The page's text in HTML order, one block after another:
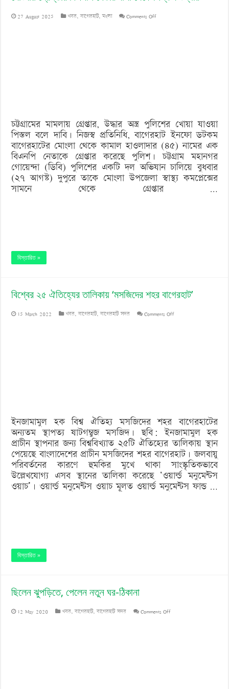
‘বড় নাশকতার জন্য’ অস্ত্র নিয়ে বাগেরহাটে ঢুকছিল তারা
27 August 2025 খবর,বাগেরহাট,মংলা Comments Offon
পিস্তল
উদ্ধার
চট্টগ্রামের মামলায় গ্রেপ্তার, উদ্ধার অস্ত্র পুলিশের খোয়া যাওয়া
পিস্তল বলে দাবি। নিজস্ব প্রতিনিধি, বাগেরহাট ইনফো ডটকম
বাগেরহাটের মোংলা থেকে কামাল হাওলাদার (৪৫) নামের এক
বিএনপি নেতাকে গ্রেপ্তার করেছে পুলিশ। চট্টগ্রাম মহানগর
গোয়েন্দা (ডিবি) পুলিশের একটি দল অভিযান চালিয়ে বুধবার
(২৭ আগস্ট) দুপুরে তাকে মোংলা উপজেলা স্বাস্থ্য কমপ্লেক্সের
সামনে থেকে গ্রেপ্তার …
বিস্তারিত »
বিশ্বের ২৫ ঐতিহ্যের তালিকায় ‘মসজিদের শহর বাগেরহাট’
15 March 2022 খবর,বাগেরহাট,বাগেরহাট সদর Comments Offon
বাগেরহাট’
ইনজামামুল হক বিশ্ব ঐতিহ্য মসজিদের শহর বাগেরহাটের
অন্যতম স্থাপত্য ষাটগম্বুজ মসজিদ। ছবি: ইনজামামুল হক
প্রাচীন স্থাপনার জন্য বিশ্ববিখ্যাত ২৫টি ঐতিহ্যের তালিকায় স্থান
পেয়েছে বাংলাদেশের প্রাচীন মসজিদের শহর বাগেরহাট। জলবায়ু
পরিবর্তনের কারণে হুমকির মুখে থাকা সাংস্কৃতিকভাবে
উল্লেখযোগ্য এসব স্থানের তালিকা করেছে ‘ওয়ার্ল্ড মনুমেন্টস
ওয়াচ’। ওয়ার্ল্ড মনুমেন্টস ওয়াচ মূলত ওয়ার্ল্ড মনুমেন্টস ফান্ড …
বিস্তারিত »
ছিলেন ঝুপড়িতে, পেলেন নতুন ঘর-ঠিকানা
12 May 2020 খবর,বাগেরহাট,বাগেরহাট সদর Comments Offon